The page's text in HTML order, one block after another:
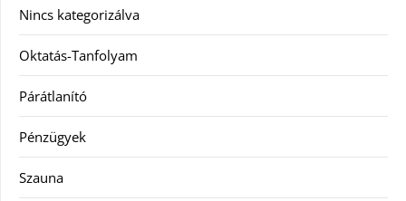
Nincs kategorizálva
Oktatás-Tanfolyam
Párátlanító
Pénzügyek
Szauna